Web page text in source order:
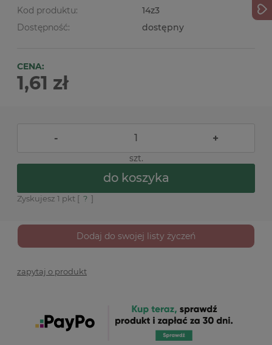
Kod produktu:
14z3
Dostępność:
dostępny
CENA:
1,61 zł
- +
szt.
do koszyka
Zyskujesz 1 pkt [ ? ]
Dodaj do swojej listy życzeń
zapytaj o produkt